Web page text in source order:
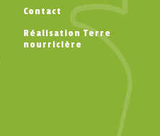
Contact
Réalisation Terre
nourricière